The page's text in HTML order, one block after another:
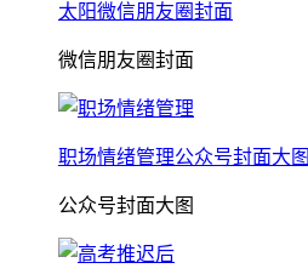
太阳微信朋友圈封面
微信朋友圈封面
职场情绪管理公众号封面大图
公众号封面大图